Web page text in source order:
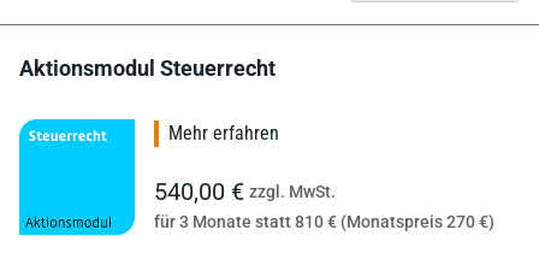
Aktionsmodul Steuerrecht
Mehr erfahren
540,00 € zzgl. MwSt.
für 3 Monate statt 810 € (Monatspreis 270 €)